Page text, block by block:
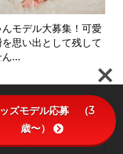
モデル大募集！可愛
思い出として残して
...
ズモデル応募 （3
歳〜）